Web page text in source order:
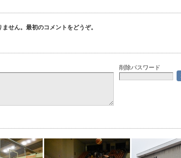
せん。最初のコメントをどうぞ。
削除パスワード